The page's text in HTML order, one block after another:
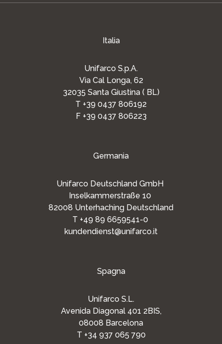
Italia
Unifarco S.p.A.
Via Cal Longa, 62
32035 Santa Giustina ( BL)
T +39 0437 806192
F +39 0437 806223
Germania
Unifarco Deutschland GmbH
Inselkammerstraße 10
82008 Unterhaching Deutschland
T +49 89 6659541-0
kundendienst@unifarco.it
Spagna
Unifarco S.L.
Avenida Diagonal 401 2BIS,
08008 Barcelona
T +34 937 065 790